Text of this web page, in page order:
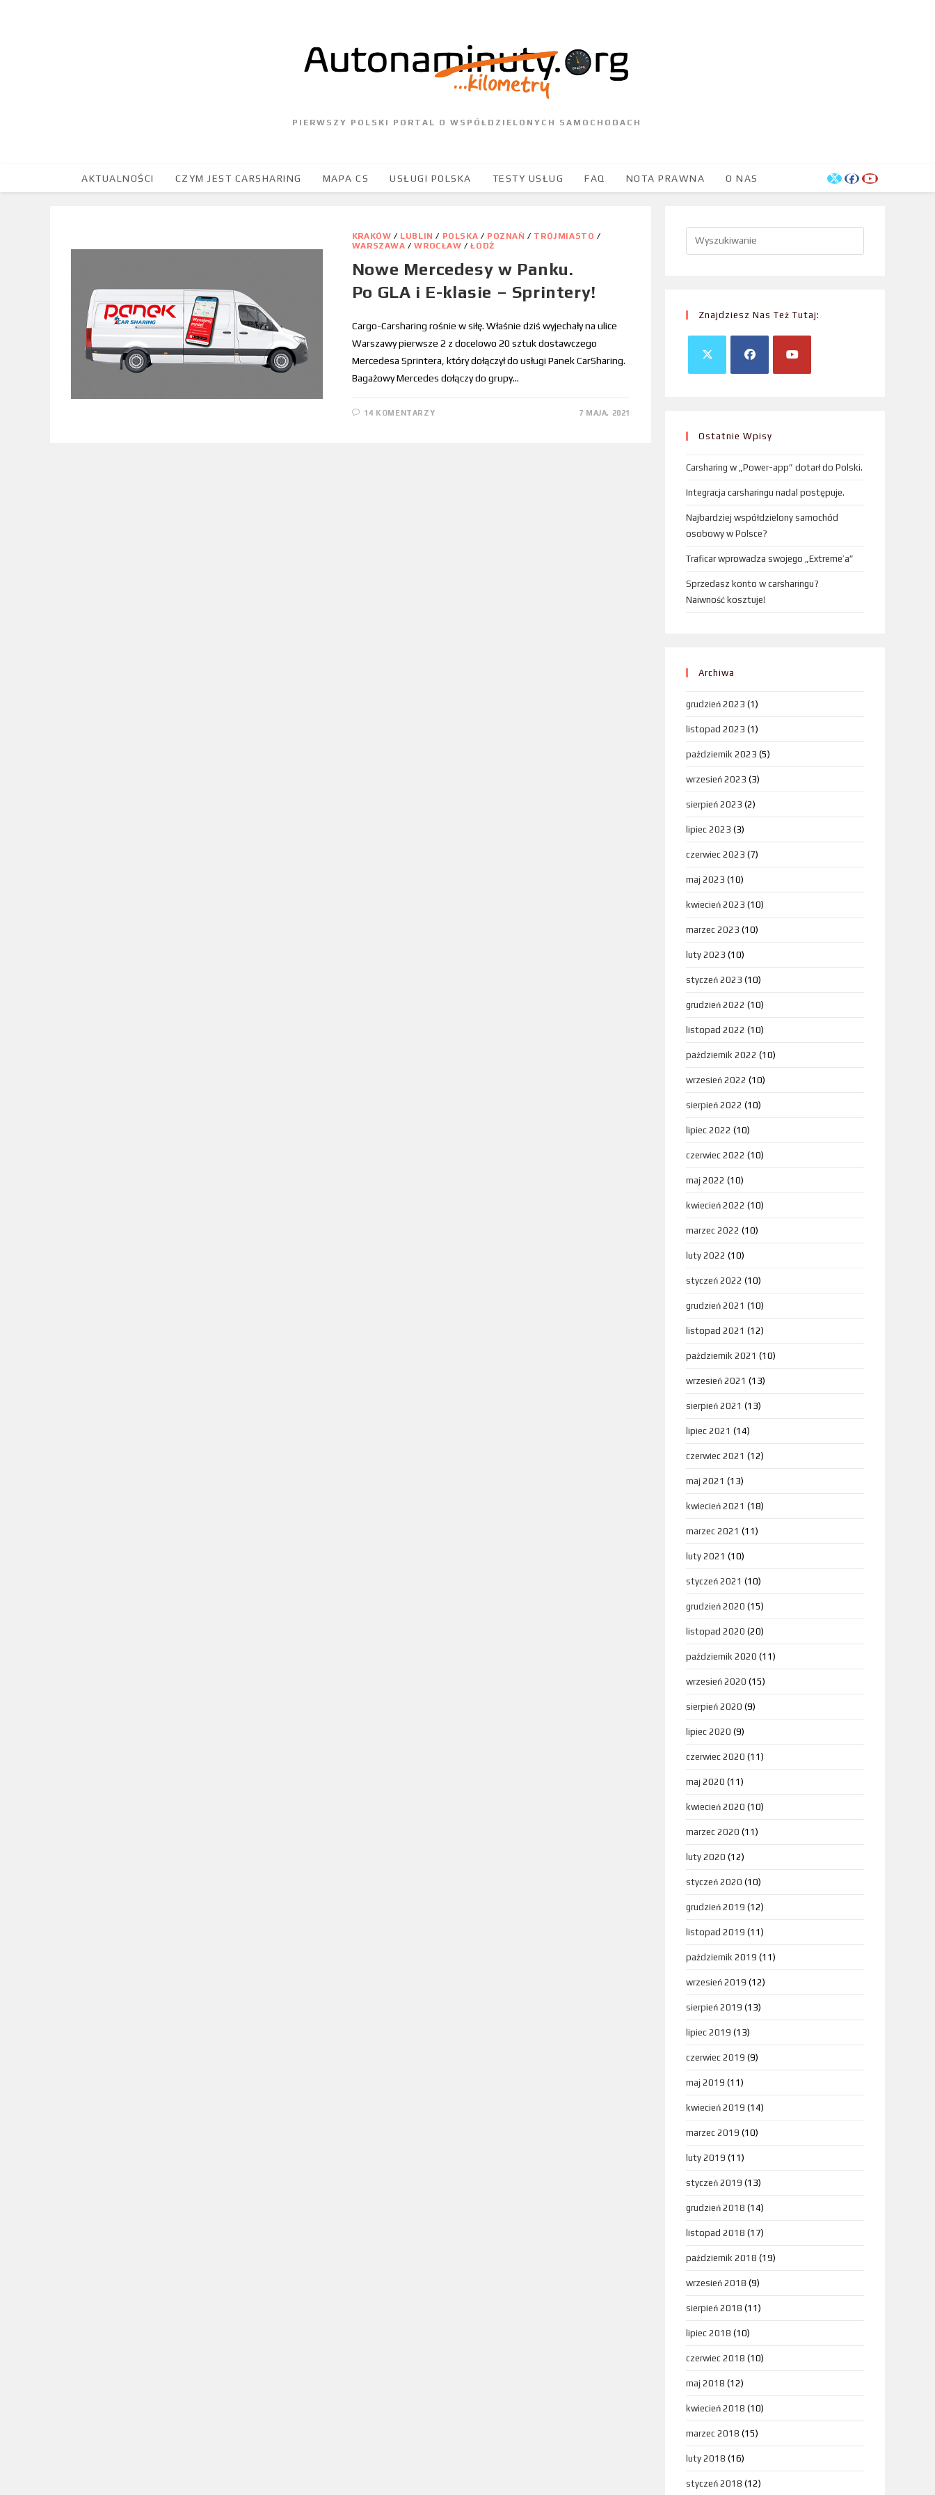
PIERWSZY POLSKI PORTAL O WSPÓŁDZIELONYCH SAMOCHODACH
AKTUALNOŚCI CZYM JEST CARSHARING MAPA CS USŁUGI POLSKA TESTY USŁUG FAQ NOTA PRAWNA O NAS
KRAKÓW / LUBLIN / POLSKA / POZNAŃ / TRÓJMIASTO /
WARSZAWA /WROCŁAW /ŁÓDŹ
Nowe Mercedesy w Panku.
Po GLA i E-klasie – Sprintery!
Cargo-Carsharing rośnie w siłę. Właśnie dziś wyjechały na ulice
Warszawy pierwsze 2 z docelowo 20 sztuk dostawczego
Mercedesa Sprintera, który dołączył do usługi Panek CarSharing.
Bagażowy Mercedes dołączy do grupy…
14 KOMENTARZY 7 MAJA, 2021
Znajdziesz Nas Też Tutaj:
Ostatnie Wpisy
Carsharing w „Power-app” dotarł do Polski.
Integracja carsharingu nadal postępuje.
Najbardziej współdzielony samochód
osobowy w Polsce?
Traficar wprowadza swojego „Extreme’a”
Sprzedasz konto w carsharingu?
Naiwność kosztuje!
Archiwa
grudzień 2023 (1)
listopad 2023 (1)
październik 2023 (5)
wrzesień 2023 (3)
sierpień 2023 (2)
lipiec 2023 (3)
czerwiec 2023 (7)
maj 2023 (10)
kwiecień 2023 (10)
marzec 2023 (10)
luty 2023 (10)
styczeń 2023 (10)
grudzień 2022 (10)
listopad 2022 (10)
październik 2022 (10)
wrzesień 2022 (10)
sierpień 2022 (10)
lipiec 2022 (10)
czerwiec 2022 (10)
maj 2022 (10)
kwiecień 2022 (10)
marzec 2022 (10)
luty 2022 (10)
styczeń 2022 (10)
grudzień 2021 (10)
listopad 2021 (12)
październik 2021 (10)
wrzesień 2021 (13)
sierpień 2021 (13)
lipiec 2021 (14)
czerwiec 2021 (12)
maj 2021 (13)
kwiecień 2021 (18)
marzec 2021 (11)
luty 2021 (10)
styczeń 2021 (10)
grudzień 2020 (15)
listopad 2020 (20)
październik 2020 (11)
wrzesień 2020 (15)
sierpień 2020 (9)
lipiec 2020 (9)
czerwiec 2020 (11)
maj 2020 (11)
kwiecień 2020 (10)
marzec 2020 (11)
luty 2020 (12)
styczeń 2020 (10)
grudzień 2019 (12)
listopad 2019 (11)
październik 2019 (11)
wrzesień 2019 (12)
sierpień 2019 (13)
lipiec 2019 (13)
czerwiec 2019 (9)
maj 2019 (11)
kwiecień 2019 (14)
marzec 2019 (10)
luty 2019 (11)
styczeń 2019 (13)
grudzień 2018 (14)
listopad 2018 (17)
październik 2018 (19)
wrzesień 2018 (9)
sierpień 2018 (11)
lipiec 2018 (10)
czerwiec 2018 (10)
maj 2018 (12)
kwiecień 2018 (10)
marzec 2018 (15)
luty 2018 (16)
styczeń 2018 (12)